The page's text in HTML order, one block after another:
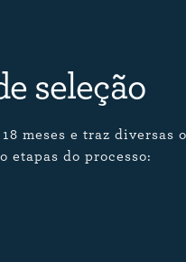
seleção
meses e traz diversas
etapas do processo: